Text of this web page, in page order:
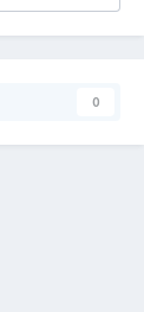
0